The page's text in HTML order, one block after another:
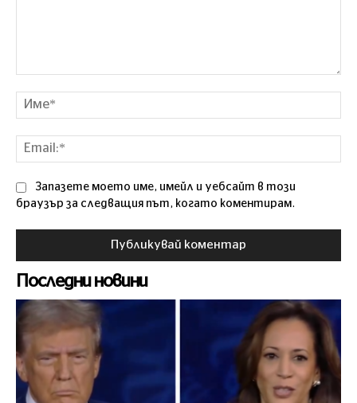
Запазете моето име, имейл и уебсайт в този
браузър за следващия път, когато коментирам.
Последни новини